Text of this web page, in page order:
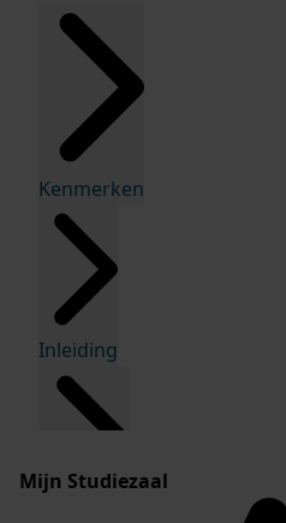
Kenmerken
Inleiding
Mijn Studiezaal